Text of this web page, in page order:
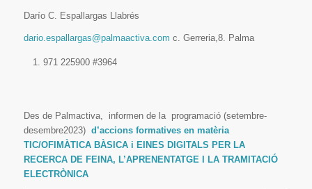
Darío C. Espallargas Llabrés
dario.espallargas@palmaactiva.com c. Gerreria,8. Palma
971 225900 #3964
Des de Palmactiva, informen de la programació (setembre-
desembre2023) d’accions formatives en matèria
TIC/OFIMÀTICA BÀSICA i EINES DIGITALS PER LA
RECERCA DE FEINA, L’APRENENTATGE I LA TRAMITACIÓ
ELECTRÒNICA